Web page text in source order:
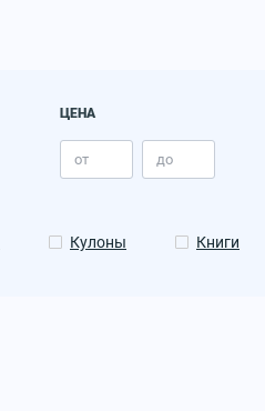
ЦЕНА
Кулоны Книги